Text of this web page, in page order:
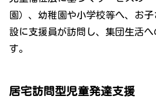
園）、幼稚園や小学校等へ、お
設に支援員が訪問し、集団生活
す。
居宅訪問型児童発達支援